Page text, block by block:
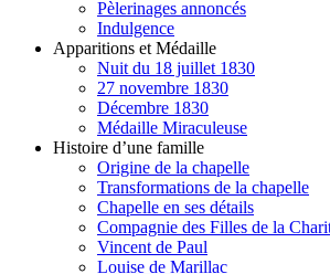
Pèlerinages annoncés
Indulgence
Apparitions et Médaille
Nuit du 18 juillet 1830
27 novembre 1830
Décembre 1830
Médaille Miraculeuse
Histoire d’une famille
Origine de la chapelle
Transformations de la chapelle
Chapelle en ses détails
Compagnie des Filles de la
Vincent de Paul
Louise de Marillac